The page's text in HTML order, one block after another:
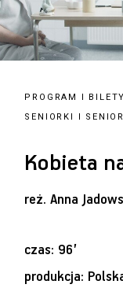
PROGRAM I BILETY
SENIORKI I
Kobieta
reż.Anna
czas: 96’
produkcja: